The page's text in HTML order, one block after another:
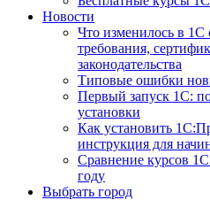
Новости
Что изменилось в 1С
требования,
законодательства
Типовые ошибки
Первый запуск 1С:
установки
Как установить
инструкция для
Сравнение курсов
году
Выбрать город